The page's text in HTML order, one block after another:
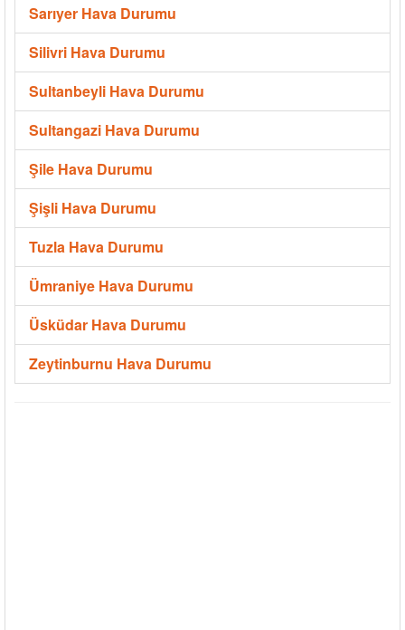
Sarıyer Hava Durumu
Silivri Hava Durumu
Sultanbeyli Hava Durumu
Sultangazi Hava Durumu
Şile Hava Durumu
Şişli Hava Durumu
Tuzla Hava Durumu
Ümraniye Hava Durumu
Üsküdar Hava Durumu
Zeytinburnu Hava Durumu